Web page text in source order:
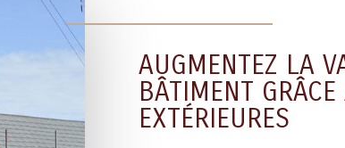
AUGMENTEZ LA
BÂTIMENT
EXTÉRIEURES